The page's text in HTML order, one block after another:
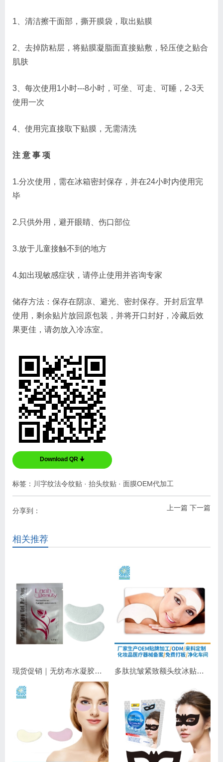
1、清洁擦干面部，撕开膜袋，取出贴膜
2、去掉防粘层，将贴膜凝脂面直接贴敷，轻压使之贴合
肌肤
3、每次使用1小时---8小时，可坐、可走、可睡，2-3天
使用一次
4、使用完直接取下贴膜，无需清洗
注 意 事 项
1.分次使用，需在冰箱密封保存，并在24小时内使用完
毕
2.只供外用，避开眼睛、伤口部位
3.放于儿童接触不到的地方
4.如出现敏感症状，请停止使用并咨询专家
储存方法：保存在阴凉、避光、密封保存。开封后宜早
使用，剩余贴片放回原包装，并将开口封好，冷藏后效
果更佳，请勿放入冷冻室。
Download QR 🠋
标签： 川字纹法令纹贴 · 抬头纹贴 · 面膜OEM代加工
上一篇 下一篇
分享到：
相关推荐
现货促销｜无纺布水凝胶睫毛眼贴 嫁接睫毛专用 补水保湿不干扰操作 多肽抗皱紧致额头纹冰贴｜淡化抬头纹紧致显年轻